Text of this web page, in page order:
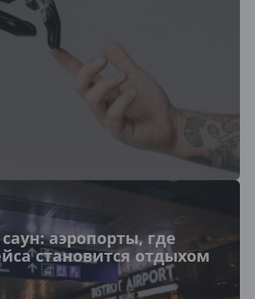
аэропорты, где
становится отдыхом